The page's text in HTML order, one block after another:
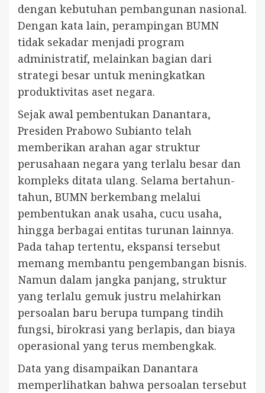
dengan kebutuhan pembangunan nasional.
Dengan kata lain, perampingan BUMN
tidak sekadar menjadi program
administratif, melainkan bagian dari
strategi besar untuk meningkatkan
produktivitas aset negara.
Sejak awal pembentukan Danantara,
Presiden Prabowo Subianto telah
memberikan arahan agar struktur
perusahaan negara yang terlalu besar dan
kompleks ditata ulang. Selama bertahun-
tahun, BUMN berkembang melalui
pembentukan anak usaha, cucu usaha,
hingga berbagai entitas turunan lainnya.
Pada tahap tertentu, ekspansi tersebut
memang membantu pengembangan bisnis.
Namun dalam jangka panjang, struktur
yang terlalu gemuk justru melahirkan
persoalan baru berupa tumpang tindih
fungsi, birokrasi yang berlapis, dan biaya
operasional yang terus membengkak.
Data yang disampaikan Danantara
memperlihatkan bahwa persoalan tersebut